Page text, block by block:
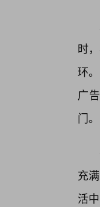
时
环
广
门。
充
活